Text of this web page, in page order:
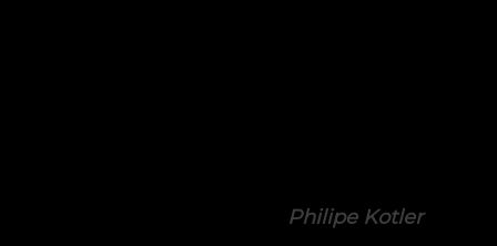
Philipe Kotler